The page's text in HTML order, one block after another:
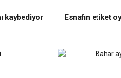
kaybediyor Esnafın etiket